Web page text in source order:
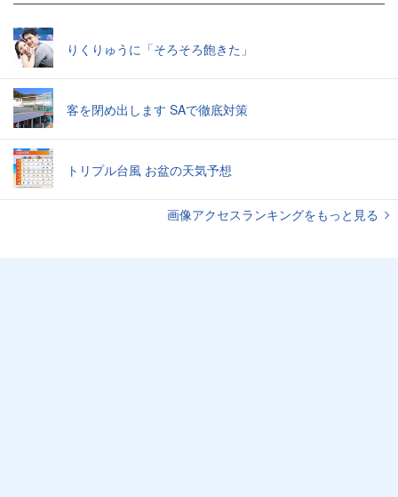
りくりゅうに「そろそろ飽きた」
客を閉め出します SAで徹底対策
トリプル台風 お盆の天気予想
画像アクセスランキングをもっと見る